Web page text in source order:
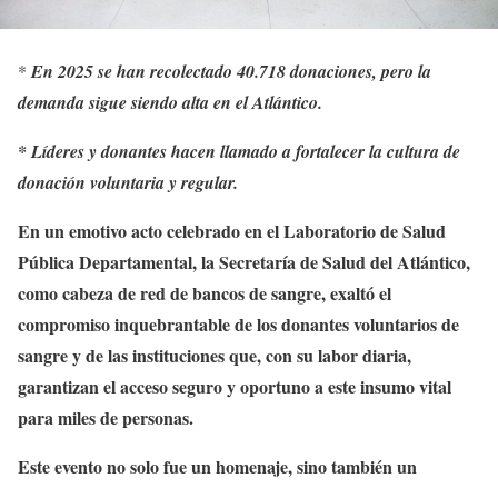
*En 2025 se han recolectado 40.718 donaciones, pero la
demanda sigue siendo alta en el Atlántico.
* Líderes y donantes hacen llamado a fortalecer la cultura de
donación voluntaria y regular.
En un emotivo acto celebrado en el Laboratorio de Salud
Pública Departamental, la Secretaría de Salud del Atlántico,
como cabeza de red de bancos de sangre, exaltó el
compromiso inquebrantable de los donantes voluntarios de
sangre y de las instituciones que, con su labor diaria,
garantizan el acceso seguro y oportuno a este insumo vital
para miles de personas.
Este evento no solo fue un homenaje, sino también un